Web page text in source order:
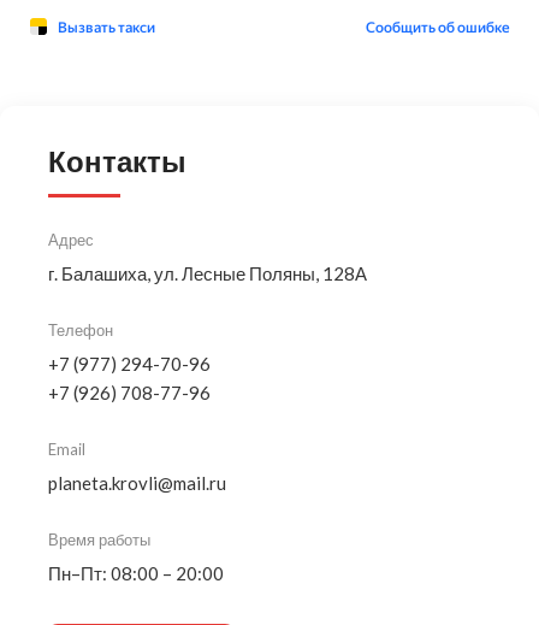
Контакты
Адрес
г. Балашиха, ул. Лесные Поляны, 128А
Телефон
+7 (977) 294-70-96
+7 (926) 708-77-96
Email
planeta.krovli@mail.ru
Время работы
Пн–Пт: 08:00 – 20:00